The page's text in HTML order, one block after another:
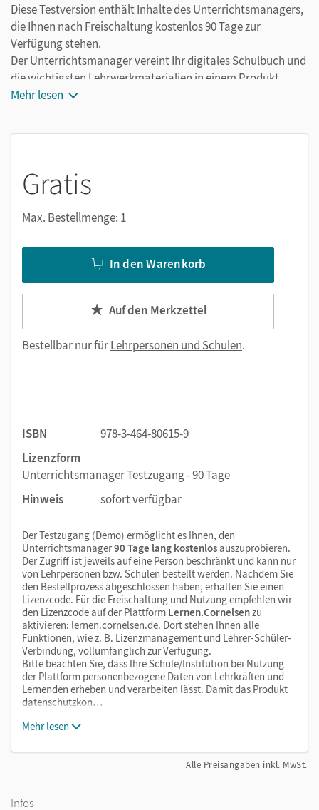
Diese Testversion enthält Inhalte des Unterrichtsmanagers,
die Ihnen nach Freischaltung kostenlos 90 Tage zur
Verfügung stehen.
Der Unterrichtsmanager vereint Ihr digitales Schulbuch und
die wichtigsten Lehrwerkmaterialien in einem Produkt.
Ergänzt um hilfreiche Planungstools, vereinfacht er Ihre
Mehr lesen
Gratis
Max. Bestellmenge: 1
In den Warenkorb
Auf den Merkzettel
Bestellbar nur fürLehrpersonen und Schulen.
ISBN
978-3-464-80615-9
Lizenzform
Unterrichtsmanager Testzugang - 90 Tage
Hinweis
sofort verfügbar
Der Testzugang (Demo) ermöglicht es Ihnen, den
Unterrichtsmanager90 Tage lang kostenlosauszuprobieren.
Der Zugriff ist jeweils auf eine Person beschränkt und kann nur
von Lehrpersonen bzw. Schulen bestellt werden. Nachdem Sie
den Bestellprozess abgeschlossen haben, erhalten Sie einen
Lizenzcode. Für die Freischaltung und Nutzung empfehlen wir
den Lizenzcode auf der Plattform Lernen.Cornelsenzu
aktivieren: lernen.cornelsen.de. Dort stehen Ihnen alle
Funktionen, wie z. B. Lizenzmanagement und Lehrer-Schüler-
Verbindung, vollumfänglich zur Verfügung.
Bitte beachten Sie, dass Ihre Schule/Institution bei Nutzung
der Plattform personenbezogene Daten von Lehrkräften und
Lernenden erheben und verarbeiten lässt. Damit das Produkt
datenschutzkon…
Mehr lesen
Alle Preisangaben inkl. MwSt.
Infos